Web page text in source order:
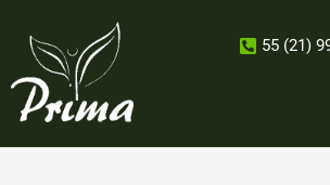
para
conteúdo
55 (21)